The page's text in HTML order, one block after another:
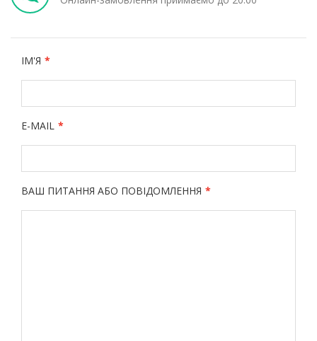
ІМ'Я
E-MAIL
ВАШ ПИТАННЯ АБО ПОВІДОМЛЕННЯ